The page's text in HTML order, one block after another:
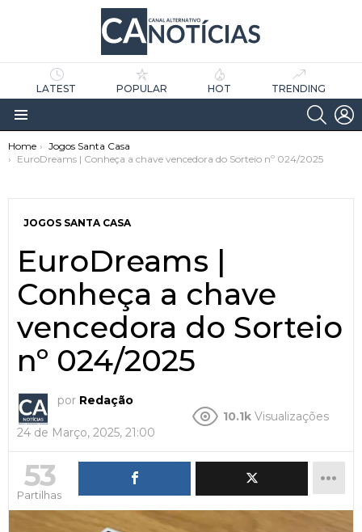
LATEST POPULAR HOT TRENDING
Menu
You are here:
Home
Jogos Santa Casa
EuroDreams | Conheça a chave vencedora do Sorteio nº 024/2025
JOGOS SANTA CASA
EuroDreams |
Conheça a chave
vencedora do Sorteio
nº 024/2025
por Redação
24 de Março, 2025, 21:00
10.1k Visualizações
53
Partilhas